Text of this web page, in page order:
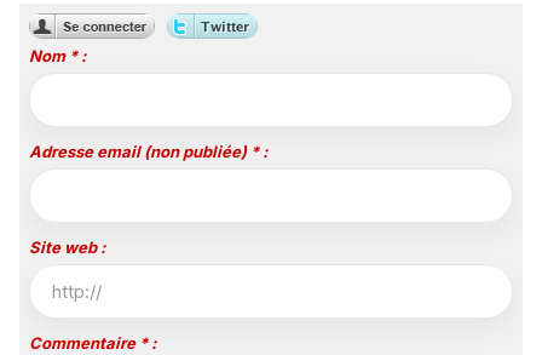
Nom * :
Adresse email (non publiée) * :
Site web :
Commentaire * :